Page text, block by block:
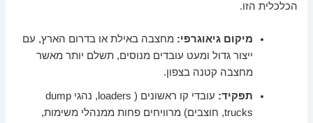
הכלכלית הזו.
מיקום גיאוגרפי: מחצבה באילת או בדרום הארץ, עם
ייצור גדול ומעט עובדים מנוסים, תשלם יותר מאשר
מחצבה קטנה בצפון.
תפקיד:
עובדי קו ראשונים ( loaders, נהגי dump
trucks, חוצבים) מרוויחים פחות ממנהלי משימות,